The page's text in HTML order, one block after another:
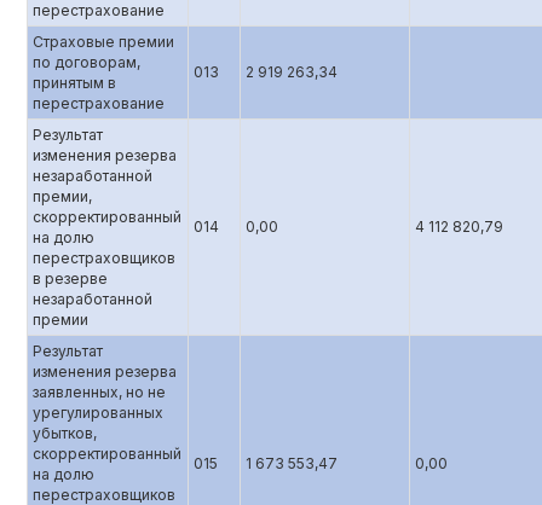
перестрахование
Страховые премии
по договорам,
принятым в
перестрахование
013 2 919 263,34
Результат
изменения резерва
незаработанной
премии,
скорректированный
на долю
перестраховщиков
в резерве
незаработанной
премии
014 0,00 4 112 820,79
Результат
изменения резерва
заявленных, но не
урегулированных
убытков,
скорректированный
на долю
перестраховщиков
015 1 673 553,47 0,00